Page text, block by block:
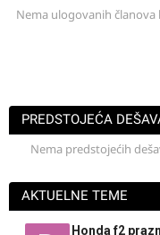
Nema ulogovanih
PREDSTOJEĆA
Nema predstojećih
AKTUELNE TEME
Honda f2